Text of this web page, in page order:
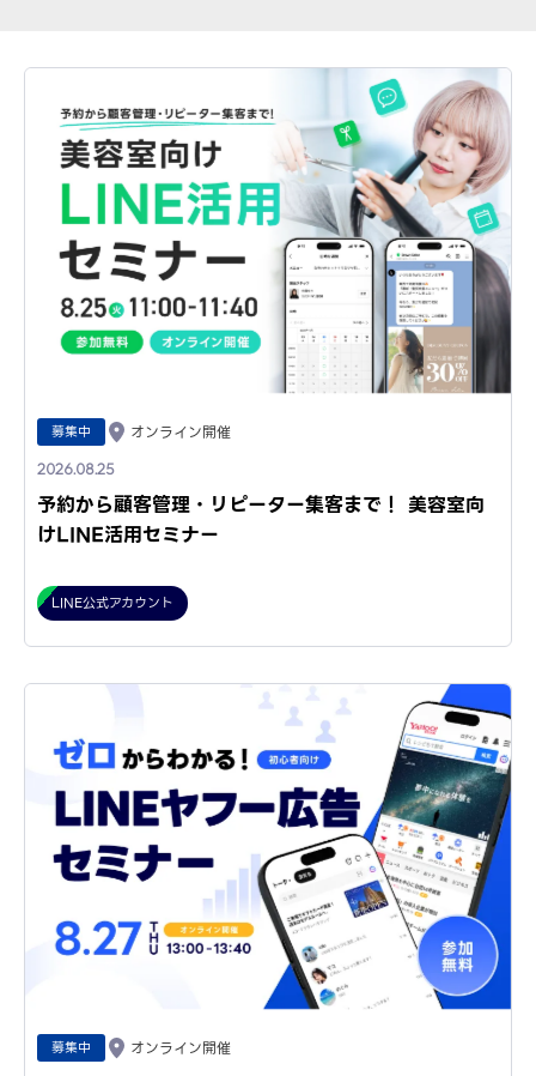
募集中 オンライン開催
2026.08.25
予約から顧客管理・リピーター集客まで！ 美容室向
けLINE活用セミナー
LINE公式アカウント
募集中 オンライン開催